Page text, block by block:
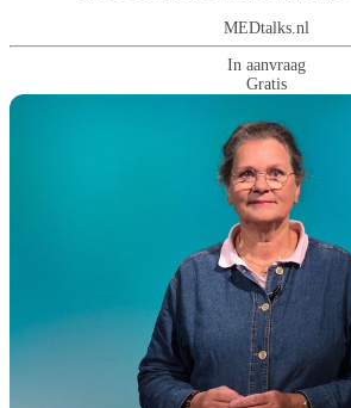
MEDtalks.nl
In aanvraag
Gratis